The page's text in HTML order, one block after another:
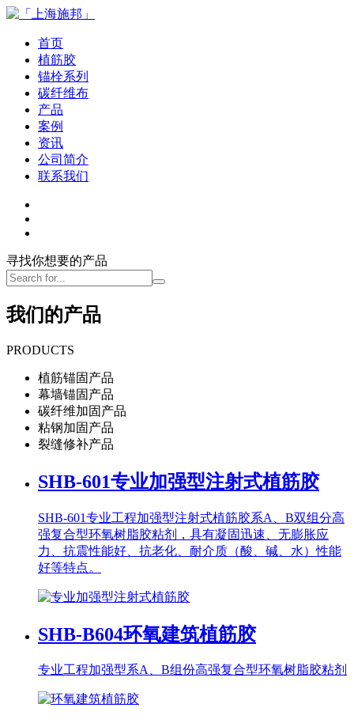
首页
植筋胶
锚栓系列
碳纤维布
产品
案例
资讯
公司简介
联系我们
寻找你想要的产品
我们的产品
PRODUCTS
植筋锚固产品
幕墙锚固产品
碳纤维加固产品
粘钢加固产品
裂缝修补产品
SHB-601专业加强型注射式植筋胶
SHB-601专业工程加强型注射式植筋胶系A、B双组分高
强复合型环氧树脂胶粘剂，具有凝固迅速、无膨胀应
力、抗震性能好、抗老化、耐介质（酸、碱、水）性能
好等特点。
SHB-B604环氧建筑植筋胶
专业工程加强型系A、B组份高强复合型环氧树脂胶粘剂